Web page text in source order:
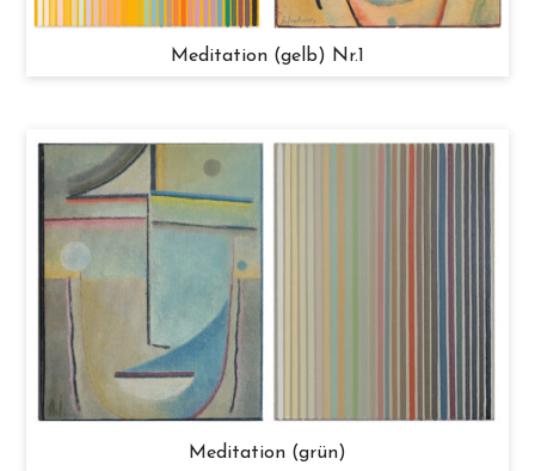
Meditation (gelb) Nr.1
Meditation (grün)